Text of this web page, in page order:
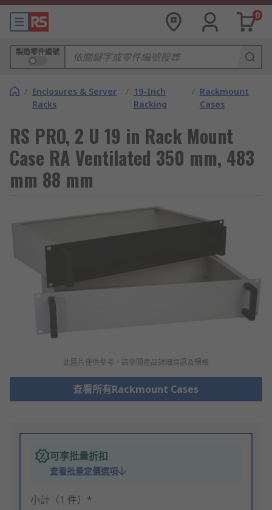
0
製造零件編號
/ Enclosures & Server
Racks
/ 19-Inch
Racking
/ Rackmount
Cases
RS PRO, 2 U 19 in Rack Mount
Case RA Ventilated 350 mm, 483
mm 88 mm
此圖片僅供參考，請參閲產品詳細資訊及規格
查看所有Rackmount Cases
可享批量折扣
查看批量定價選項
小計（1 件）*